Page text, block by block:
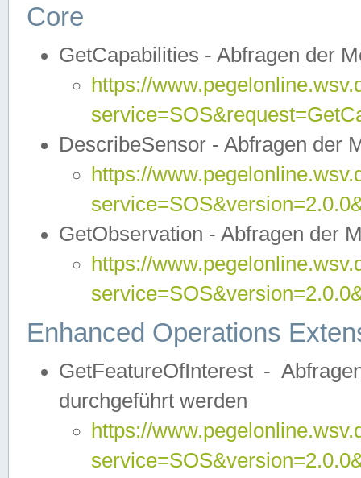
Core
GetCapabilities - Abfragen der
https://
DescribeSensor - Abfragen der
https://
GetObservation - Abfragen der
https://
Enhanced Operations
GetFeatureOfInterest -
durchgeführt werden
https://